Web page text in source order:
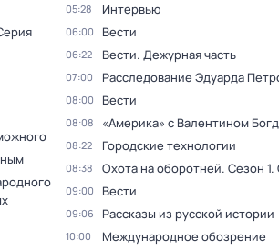
05:28 Интервью
06:00 Вести
06:22 Вести. Дежурная часть
07:00 Расследование Эдуарда
08:00 Вести
08:08 «Америка» с Валентином
08:22 Городские технологии
08:38 Охота на оборотней. Сезон 1.
09:00 Вести
09:06 Рассказы из русской истории
10:00 Международное обозрение